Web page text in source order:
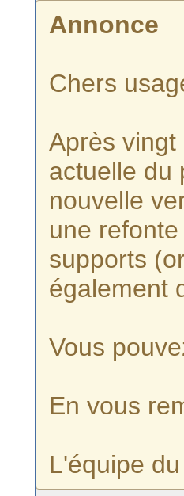
Annonce
Chers
Après
actuelle du
nouvelle
une
supports
également
Vous
En vous
L'équipe